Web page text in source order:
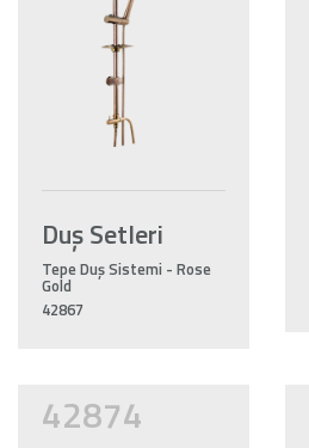
Duş Setleri
Tepe Duş Sistemi - Rose
Gold
42867
42874